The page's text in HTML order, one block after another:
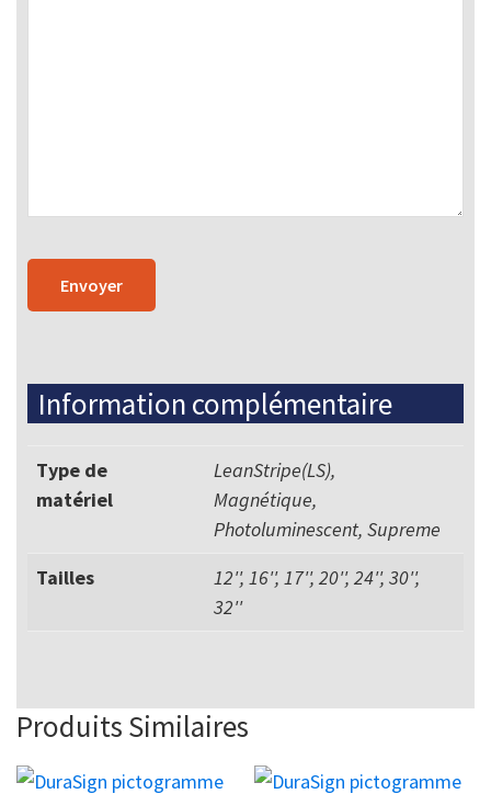
Information complémentaire
Type de
matériel
LeanStripe(LS),
Magnétique,
Photoluminescent, Supreme
Tailles
12'', 16'', 17'', 20'', 24'', 30'',
32''
Produits Similaires
Ce
Ce